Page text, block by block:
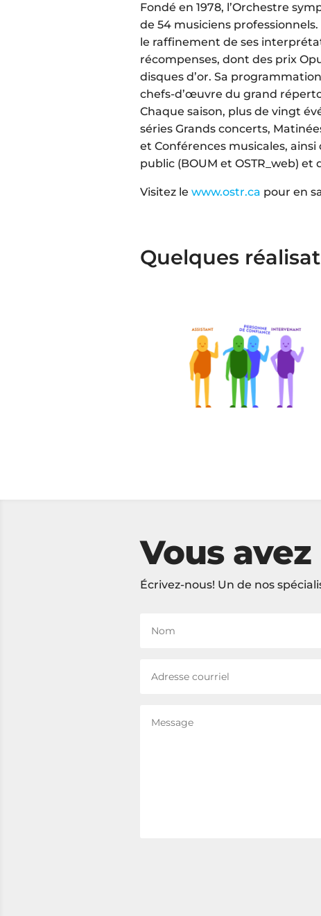
Fondé en 1978, l’Orchestre
de 54 musiciens
le raffinement de ses
récompenses, dont des prix
disques d’or. Sa
chefs-d’œuvre du grand
Chaque saison, plus de vingt
séries Grands concerts,
et Conférences musicales,
public (BOUM et OSTR_web)
Visitez le www.ostr.ca pour en
Quelques
RODITSA – Capsules
éducatives
SÉRIE DE VIDÉOS DE VULGARISATION
Vous
Écrivez-nous! Un de nos
courriel